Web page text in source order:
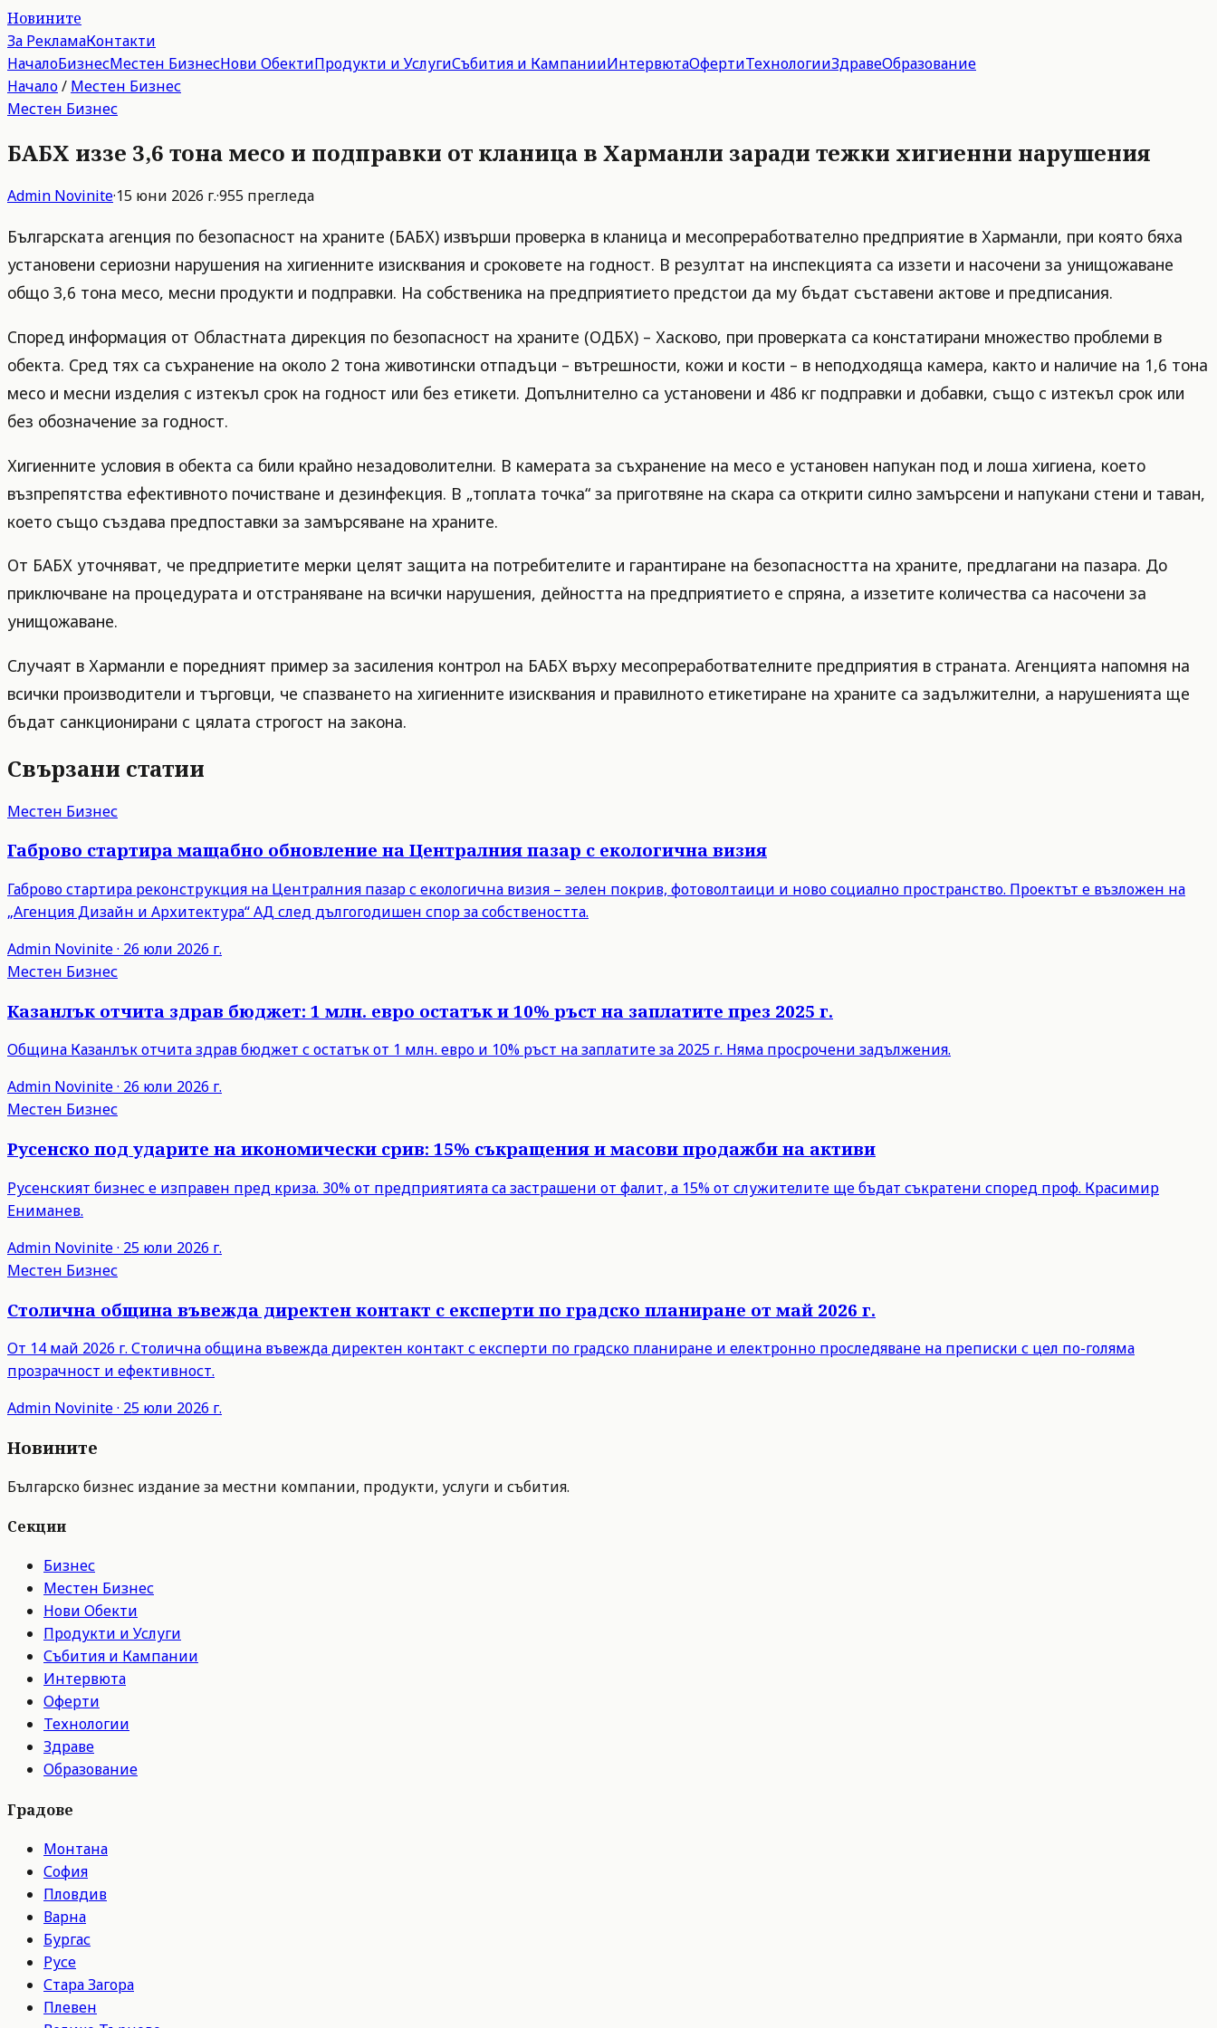
Новините
За РекламаКонтакти
НачалоБизнесМестен БизнесНови ОбектиПродукти и УслугиСъбития и КампанииИнтервютаОфертиТехнологииЗдравеОбразование
Начало/ Местен Бизнес
Местен Бизнес
БАБХ иззе 3,6 тона месо и подправки от кланица в Харманли заради тежки хигиенни нарушения
Admin Novinite·15 юни 2026 г.·955 прегледа
Българската агенция по безопасност на храните (БАБХ) извърши проверка в кланица и месопреработвателно предприятие в Харманли, при която бяха
установени сериозни нарушения на хигиенните изисквания и сроковете на годност. В резултат на инспекцията са иззети и насочени за унищожаване
общо 3,6 тона месо, месни продукти и подправки. На собственика на предприятието предстои да му бъдат съставени актове и предписания.
Според информация от Областната дирекция по безопасност на храните (ОДБХ) – Хасково, при проверката са констатирани множество проблеми в
обекта. Сред тях са съхранение на около 2 тона животински отпадъци – вътрешности, кожи и кости – в неподходяща камера, както и наличие на 1,6 тона
месо и месни изделия с изтекъл срок на годност или без етикети. Допълнително са установени и 486 кг подправки и добавки, също с изтекъл срок или
без обозначение за годност.
Хигиенните условия в обекта са били крайно незадоволителни. В камерата за съхранение на месо е установен напукан под и лоша хигиена, което
възпрепятства ефективното почистване и дезинфекция. В „топлата точка“ за приготвяне на скара са открити силно замърсени и напукани стени и таван,
което също създава предпоставки за замърсяване на храните.
От БАБХ уточняват, че предприетите мерки целят защита на потребителите и гарантиране на безопасността на храните, предлагани на пазара. До
приключване на процедурата и отстраняване на всички нарушения, дейността на предприятието е спряна, а иззетите количества са насочени за
унищожаване.
Случаят в Харманли е поредният пример за засиления контрол на БАБХ върху месопреработвателните предприятия в страната. Агенцията напомня на
всички производители и търговци, че спазването на хигиенните изисквания и правилното етикетиране на храните са задължителни, а нарушенията ще
бъдат санкционирани с цялата строгост на закона.
Свързани статии
Местен Бизнес
Габрово стартира мащабно обновление на Централния пазар с екологична визия
Габрово стартира реконструкция на Централния пазар с екологична визия – зелен покрив, фотоволтаици и ново социално пространство. Проектът е възложен на
„Агенция Дизайн и Архитектура“ АД след дългогодишен спор за собствеността.
Admin Novinite· 26 юли 2026 г.
Местен Бизнес
Казанлък отчита здрав бюджет: 1 млн. евро остатък и 10% ръст на заплатите през 2025 г.
Община Казанлък отчита здрав бюджет с остатък от 1 млн. евро и 10% ръст на заплатите за 2025 г. Няма просрочени задължения.
Admin Novinite· 26 юли 2026 г.
Местен Бизнес
Русенско под ударите на икономически срив: 15% съкращения и масови продажби на активи
Русенският бизнес е изправен пред криза. 30% от предприятията са застрашени от фалит, а 15% от служителите ще бъдат съкратени според проф. Красимир
Ениманев.
Admin Novinite· 25 юли 2026 г.
Местен Бизнес
Столична община въвежда директен контакт с експерти по градско планиране от май 2026 г.
От 14 май 2026 г. Столична община въвежда директен контакт с експерти по градско планиране и електронно проследяване на преписки с цел по-голяма
прозрачност и ефективност.
Admin Novinite· 25 юли 2026 г.
Новините
Българско бизнес издание за местни компании, продукти, услуги и събития.
Секции
Бизнес
Местен Бизнес
Нови Обекти
Продукти и Услуги
Събития и Кампании
Интервюта
Оферти
Технологии
Здраве
Образование
Градове
Монтана
София
Пловдив
Варна
Бургас
Русе
Стара Загора
Плевен